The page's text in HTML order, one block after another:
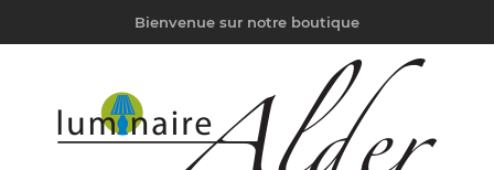
Bienvenue sur notre boutique